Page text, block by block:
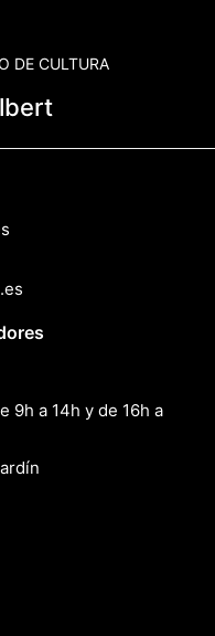
DE CULTURA
9h a 14h y de 16h a